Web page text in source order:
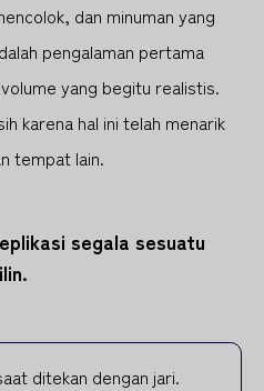
dan minuman yang
pengalaman pertama
yang begitu realistis.
karena hal ini telah menarik
tempat lain.
segala sesuatu
ditekan dengan jari.